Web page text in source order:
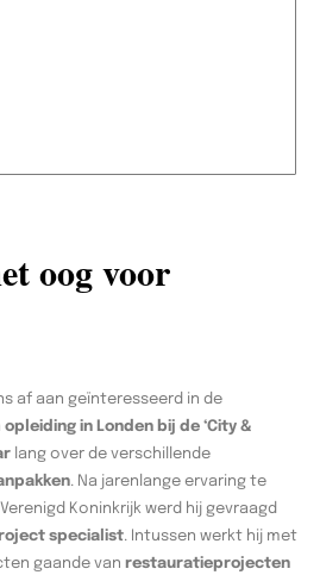
oog voor
af aan geïnteresseerd in de
opleiding in Londen bij de ‘City &
lang over de verschillende
. Na jarenlange ervaring te
Koninkrijk werd hij gevraagd
specialist. Intussen werkt hij met
gaande van restauratieprojecten